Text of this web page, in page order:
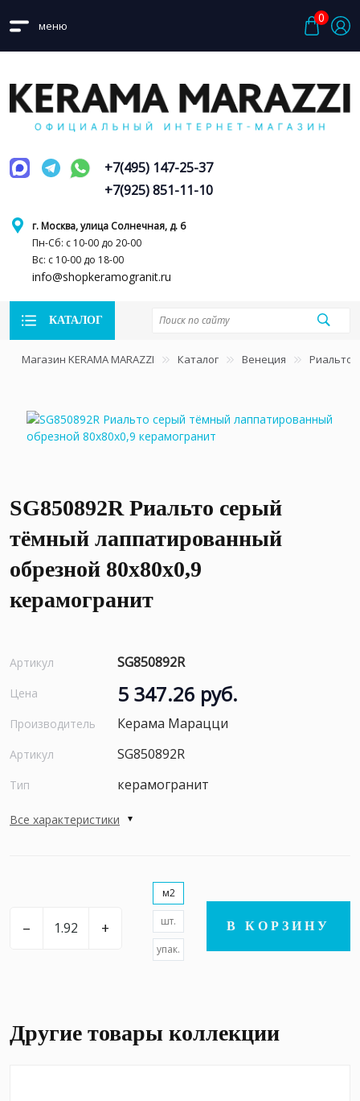
меню
0
г. Москва, улица Солнечная, д. 6
Пн-Сб: с 10-00 до 20-00
Вс: с 10-00 до 18-00
info@shopkeramogranit.ru
+7(495) 147-25-37
+7(925) 851-11-10
КАТАЛОГ
Магазин KERAMA MARAZZI Каталог Венеция Риальто
SG850892R Риальто серый
тёмный лаппатированный
обрезной 80x80x0,9
керамогранит
Артикул SG850892R
Цена 5 347.26 руб.
Производитель Керама Марацци
Артикул SG850892R
Тип керамогранит
Все характеристики
– +
м2
шт.
упак.
В КОРЗИНУ
Другие товары коллекции